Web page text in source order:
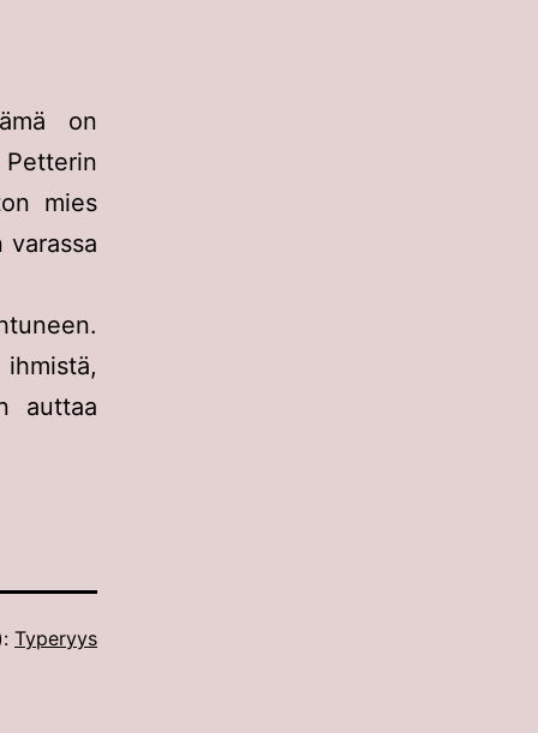
on
mies
varassa
auttaa
Typeryys